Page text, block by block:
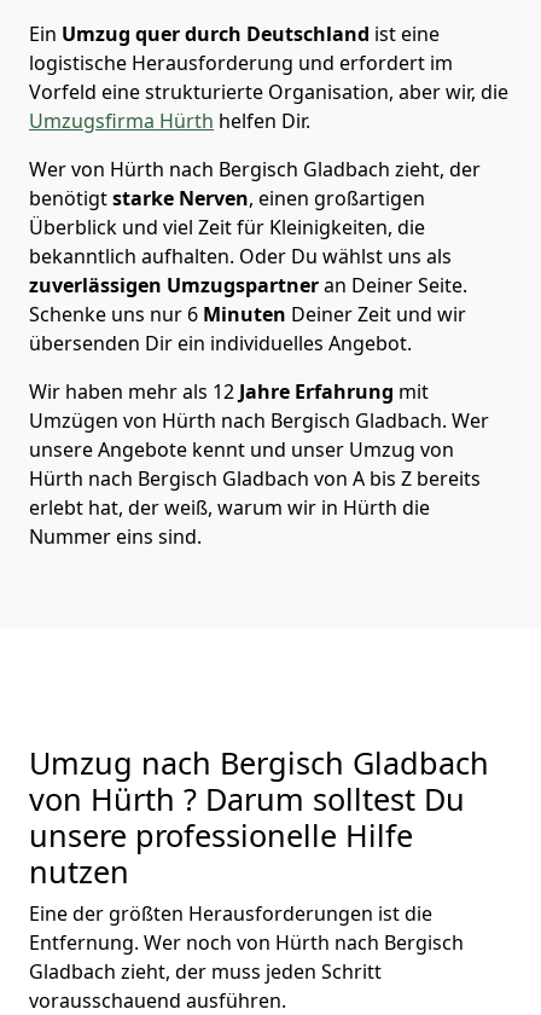
Ein Umzug quer durch Deutschland ist eine
logistische Herausforderung und erfordert im
Vorfeld eine strukturierte Organisation, aber wir, die
Umzugsfirma Hürth helfen Dir.
Wer von Hürth nach Bergisch Gladbach zieht, der
benötigtstarke Nerven, einen großartigen
Überblick und viel Zeit für Kleinigkeiten, die
bekanntlich aufhalten. Oder Du wählst uns als
zuverlässigen Umzugspartneran Deiner Seite.
Schenke uns nur 6 Minuten Deiner Zeit und wir
übersenden Dir ein individuelles Angebot.
Wir haben mehr als 12 Jahre Erfahrung mit
Umzügen von Hürth nach Bergisch Gladbach. Wer
unsere Angebote kennt und unser Umzug von
Hürth nach Bergisch Gladbach von A bis Z bereits
erlebt hat, der weiß, warum wir in Hürth die
Nummer eins sind.
Umzug nach Bergisch Gladbach
von Hürth ? Darum solltest Du
unsere professionelle Hilfe
nutzen
Eine der größten Herausforderungen ist die
Entfernung. Wer noch von Hürth nach Bergisch
Gladbach zieht, der muss jeden Schritt
vorausschauend ausführen.